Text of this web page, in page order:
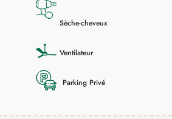
Sèche-cheveux
Ventilateur
Parking Privé